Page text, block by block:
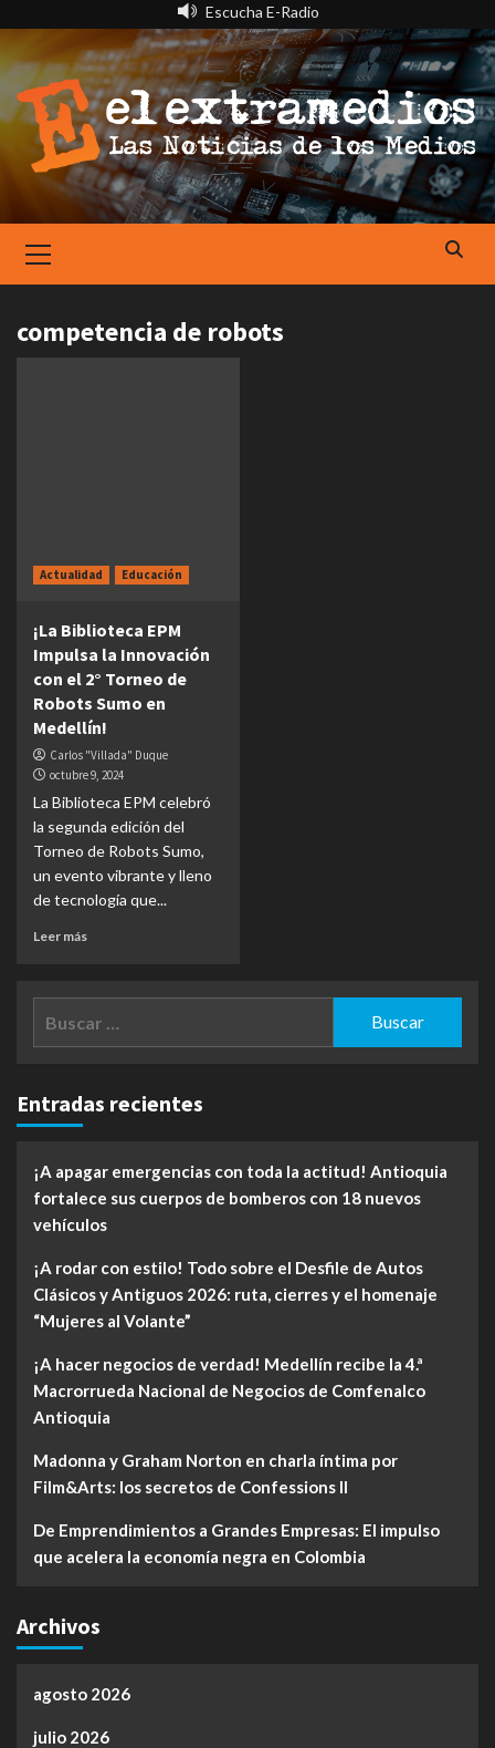
contenido
Escucha E-Radio
Menu
competencia de robots
Actualidad Educación
¡La Biblioteca EPM
Impulsa la Innovación
con el 2° Torneo de
Robots Sumo en
Medellín!
Carlos "Villada" Duque
octubre 9, 2024
La Biblioteca EPM celebró
la segunda edición del
Torneo de Robots Sumo,
un evento vibrante y lleno
de tecnología que...
Leer más
Entradas recientes
¡A apagar emergencias con toda la actitud! Antioquia
fortalece sus cuerpos de bomberos con 18 nuevos
vehículos
¡A rodar con estilo! Todo sobre el Desfile de Autos
Clásicos y Antiguos 2026: ruta, cierres y el homenaje
“Mujeres al Volante”
¡A hacer negocios de verdad! Medellín recibe la 4.ª
Macrorrueda Nacional de Negocios de Comfenalco
Antioquia
Madonna y Graham Norton en charla íntima por
Film&Arts: los secretos de Confessions II
De Emprendimientos a Grandes Empresas: El impulso
que acelera la economía negra en Colombia
Archivos
agosto 2026
julio 2026